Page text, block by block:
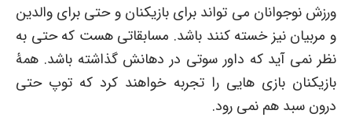
ورزش نوجوانان می تواند برای بازیکنان و حتی برای والدین
و مربیان نیز خسته کنند باشد. مسابقاتی هست که حتی به
نظر نمی آید که داور سوتی در دهانش گذاشته باشد. همۀ
بازیکنان بازی هایی را تجربه خواهند کرد که توپ حتی
درون سبد هم نمی رود.